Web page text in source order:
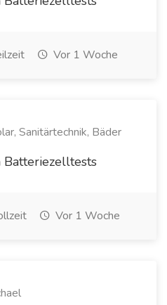
Vor 1 Woche
Sanitärtechnik, Bäder
Vor 1 Woche